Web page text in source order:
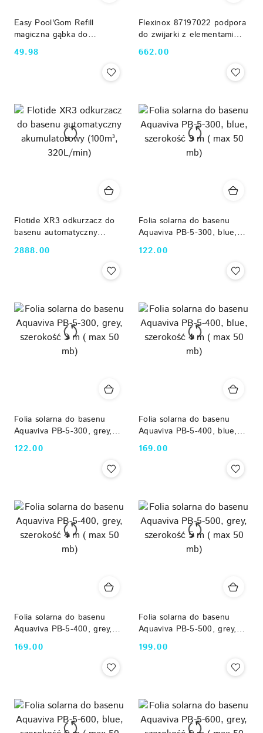
Easy Pool'Gom Refill
magiczna gąbka do
czyszczenia linii wody
basenu - wkład
Cena:
49.98
Flexinox 87197022 podpora
do zwijarki z elementami
montażowymi, kołnierz
Flexinox
Cena:
662.00
Flotide XR3 odkurzacz do
basenu automatyczny
akumulatorowy (100m³,
320L/min)
Cena:
2888.00
Folia solarna do basenu
Aquaviva PB-5-300, blue,
szerokość 3 m ( max 50
mb)
Cena:
122.00
Folia solarna do basenu
Aquaviva PB-5-300, grey,
szerokość 3 m ( max 50
mb)
Cena:
122.00
Folia solarna do basenu
Aquaviva PB-5-400, blue,
szerokość 4 m ( max 50
mb)
Cena:
169.00
Folia solarna do basenu
Aquaviva PB-5-400, grey,
szerokość 4 m ( max 50
mb)
Cena:
169.00
Folia solarna do basenu
Aquaviva PB-5-500, grey,
szerokość 5 m ( max 50
mb)
Cena:
199.00